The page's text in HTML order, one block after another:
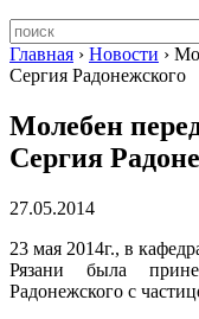
Главная › Новости ›
Сергия Радонежского
Молебен
Сергия
27.05.2014
23 мая 2014г., в
Рязани была
Радонежского с